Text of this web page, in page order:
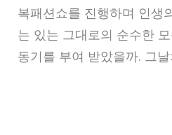
복패션쇼를 진행하며 인생
는 있는 그대로의 순수한
동기를 부여 받았을까. 그